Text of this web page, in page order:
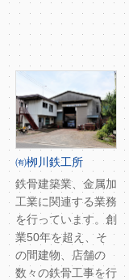
㈲栁川鉄工所
鉄骨建築業、金属加
工業に関連する業務
を行っています。創
業50年を超え、そ
の間建物、店舗の
数々の鉄骨工事を行